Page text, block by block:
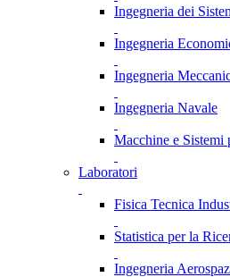
Ingegneria dei
Ingegneria
Ingegneria
Ingegneria Navale
Macchine e Sistemi
Laboratori
Fisica Tecnica
Statistica per la
Ingegneria